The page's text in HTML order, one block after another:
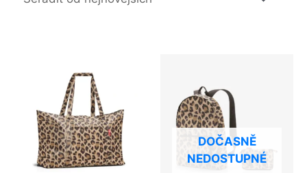
DOČASNĚ
NEDOSTUPNÉ